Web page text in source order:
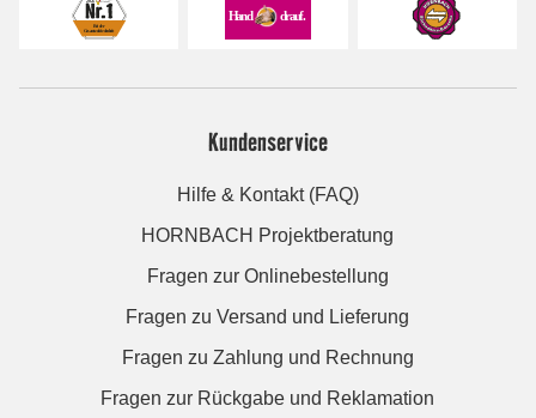
Kundenservice
Hilfe & Kontakt (FAQ)
HORNBACH Projektberatung
Fragen zur Onlinebestellung
Fragen zu Versand und Lieferung
Fragen zu Zahlung und Rechnung
Fragen zur Rückgabe und Reklamation